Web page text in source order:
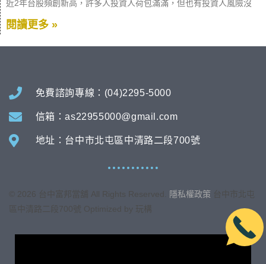
近2年台股頻創新高，許多人投資人荷包滿滿，但也有投資人風險沒
閱讀更多 »
免費諮詢專線：(04)2295-5000
信箱：as22955000@gmail.com
地址：台中市北屯區中清路二段700號
2026 台中富邦當舖 All Rights Reserved. 隱私權政策 台中市北屯
區中清路二段700號 Optimized by 玩構